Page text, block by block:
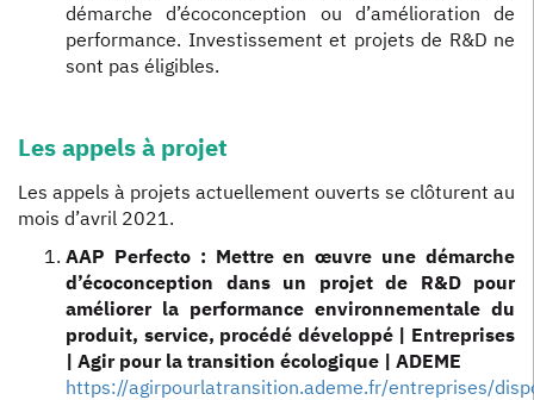
démarche d’écoconception ou d’amélioration de
performance. Investissement et projets de R&D ne
sont pas éligibles.
Les appels à projet
Les appels à projets actuellement ouverts se clôturent au
mois d’avril 2021.
AAP Perfecto : Mettre en œuvre une démarche
d’écoconception dans un projet de R&D pour
améliorer la performance environnementale du
produit, service, procédé développé | Entreprises
| Agir pour la transition écologique | ADEME
https://agirpourlatransition.ademe.fr/entreprises/